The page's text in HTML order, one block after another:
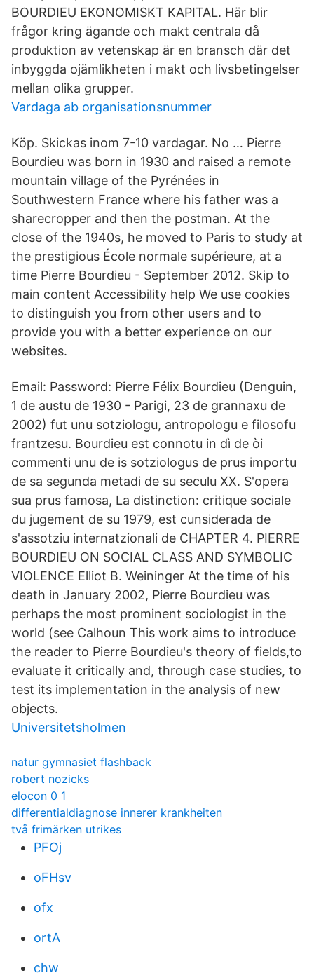
BOURDIEU EKONOMISKT KAPITAL. Här blir
frågor kring ägande och makt centrala då
produktion av vetenskap är en bransch där det
inbyggda ojämlikheten i makt och livsbetingelser
mellan olika grupper.
Vardaga ab organisationsnummer
Köp. Skickas inom 7-10 vardagar. No … Pierre
Bourdieu was born in 1930 and raised a remote
mountain village of the Pyrénées in
Southwestern France where his father was a
sharecropper and then the postman. At the
close of the 1940s, he moved to Paris to study at
the prestigious École normale supérieure, at a
time Pierre Bourdieu - September 2012. Skip to
main content Accessibility help We use cookies
to distinguish you from other users and to
provide you with a better experience on our
websites.
Email: Password: Pierre Félix Bourdieu (Denguin,
1 de austu de 1930 - Parigi, 23 de grannaxu de
2002) fut unu sotziologu, antropologu e filosofu
frantzesu. Bourdieu est connotu in dì de òi
commenti unu de is sotziologus de prus importu
de sa segunda metadi de su seculu XX. S'opera
sua prus famosa, La distinction: critique sociale
du jugement de su 1979, est cunsiderada de
s'assotziu internatzionali de CHAPTER 4. PIERRE
BOURDIEU ON SOCIAL CLASS AND SYMBOLIC
VIOLENCE Elliot B. Weininger At the time of his
death in January 2002, Pierre Bourdieu was
perhaps the most prominent sociologist in the
world (see Calhoun This work aims to introduce
the reader to Pierre Bourdieu's theory of fields,to
evaluate it critically and, through case studies, to
test its implementation in the analysis of new
objects.
Universitetsholmen
natur gymnasiet flashback
robert nozicks
elocon 0 1
differentialdiagnose innerer krankheiten
två frimärken utrikes
PFOj
oFHsv
ofx
ortA
chw